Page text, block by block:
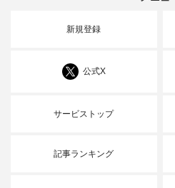
新規登録
公式X
サービストップ
記事ランキング